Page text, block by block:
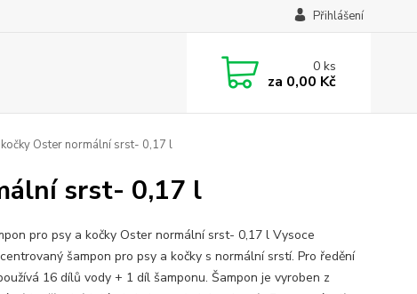
Přihlášení
0ks
za 0,00 Kč
Oster normální srst- 0,17 l
srst- 0,17 l
pro psy a kočky Oster normální srst- 0,17 l Vysoce
šampon pro psy a kočky s normální srstí. Pro ředění
16 dílů vody + 1 díl šamponu. Šampon je vyroben z